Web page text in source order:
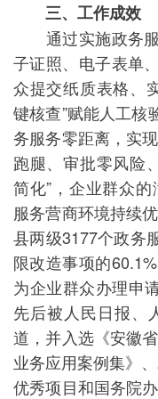
三、工作成效
通过实施政务服
子证照、电子表单
众提交纸质表格、
键核查”赋能人工核
务服务零距离，实
跑腿、审批零风险
简化”，企业群众
服务营商环境持续
县两级3177个政务
限改造事项的
为企业群众办理申
先后被人民日报、
道，并入选《安徽
业务应用案例集》
优秀项目和国务院